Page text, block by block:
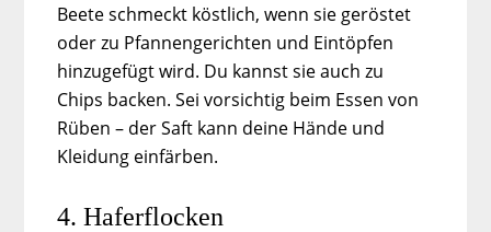
Beete schmeckt köstlich, wenn sie geröstet
oder zu Pfannengerichten und Eintöpfen
hinzugefügt wird. Du kannst sie auch zu
Chips backen. Sei vorsichtig beim Essen von
Rüben – der Saft kann deine Hände und
Kleidung einfärben.
4. Haferflocken